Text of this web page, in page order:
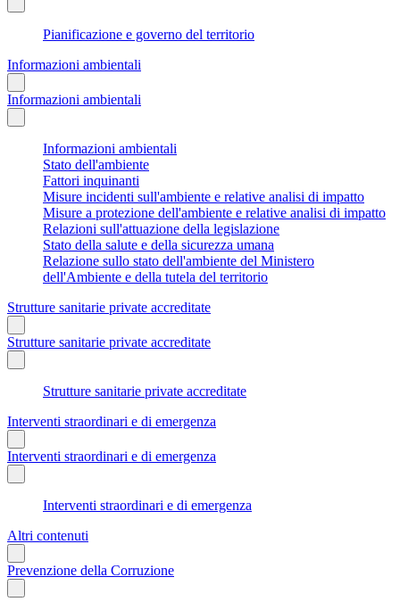
Pianificazione e governo del territorio
Informazioni ambientali
Informazioni ambientali
Informazioni ambientali
Stato dell'ambiente
Fattori inquinanti
Misure incidenti sull'ambiente e relative analisi di impatto
Misure a protezione dell'ambiente e relative analisi di impatto
Relazioni sull'attuazione della legislazione
Stato della salute e della sicurezza umana
Relazione sullo stato dell'ambiente del Ministero
dell'Ambiente e della tutela del territorio
Strutture sanitarie private accreditate
Strutture sanitarie private accreditate
Strutture sanitarie private accreditate
Interventi straordinari e di emergenza
Interventi straordinari e di emergenza
Interventi straordinari e di emergenza
Altri contenuti
Prevenzione della Corruzione